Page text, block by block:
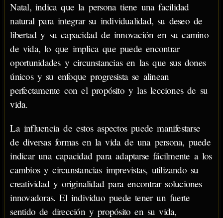
Natal, indica que la persona tiene una facilidad
natural para integrar su individualidad, su deseo de
libertad y su capacidad de innovación en su camino
de vida, lo que implica que puede encontrar
oportunidades y circunstancias en las que sus dones
únicos y su enfoque progresista se alinean
perfectamente con el propósito y las lecciones de su
vida.
La influencia de estos aspectos puede manifestarse
de diversas formas en la vida de una persona, puede
indicar una capacidad para adaptarse fácilmente a los
cambios y circunstancias imprevistas, utilizando su
creatividad y originalidad para encontrar soluciones
innovadoras. El individuo puede tener un fuerte
sentido de dirección y propósito en su vida,